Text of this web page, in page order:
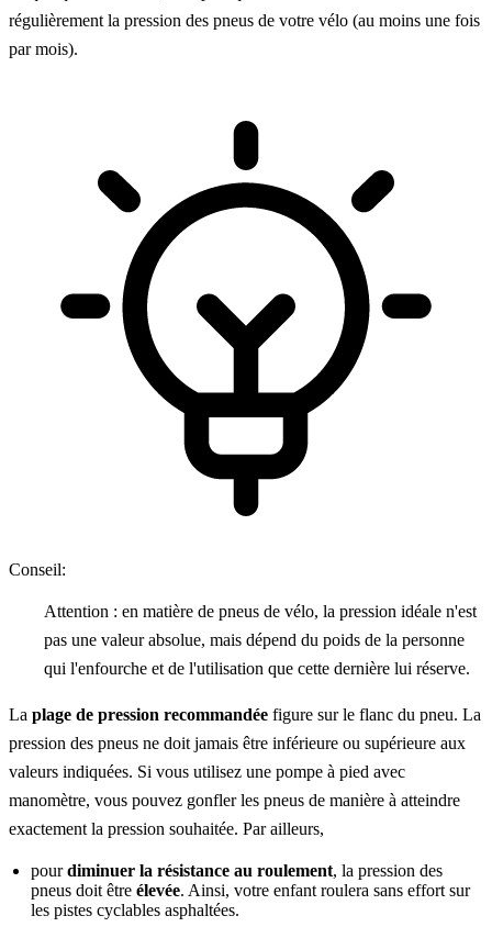
régulièrement la pression des pneus de votre vélo (au moins une fois
par mois).
Conseil:
Attention : en matière de pneus de vélo, la pression idéale n'est
pas une valeur absolue, mais dépend du poids de la personne
qui l'enfourche et de l'utilisation que cette dernière lui réserve.
La plage de pression recommandée figure sur le flanc du pneu. La
pression des pneus ne doit jamais être inférieure ou supérieure aux
valeurs indiquées. Si vous utilisez une pompe à pied avec
manomètre, vous pouvez gonfler les pneus de manière à atteindre
exactement la pression souhaitée. Par ailleurs,
pourdiminuer la résistance au roulement, la pression des
pneus doit être élevée. Ainsi, votre enfant roulera sans effort sur
les pistes cyclables asphaltées.